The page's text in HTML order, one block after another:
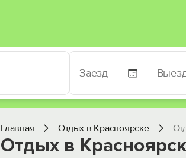
Главная Отдых в Красноярске
Отдых в